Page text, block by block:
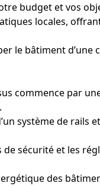
budget et vos
locales,
le bâtiment d’une
commence par
système de rails
sécurité et les
des